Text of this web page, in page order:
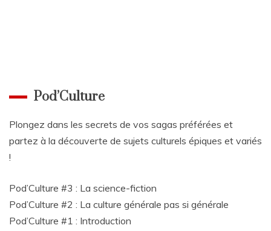
Pod’Culture
Plongez dans les secrets de vos sagas préférées et
partez à la découverte de sujets culturels épiques et variés
!
Pod’Culture #3 : La science-fiction
Pod’Culture #2 : La culture générale pas si générale
Pod’Culture #1 : Introduction